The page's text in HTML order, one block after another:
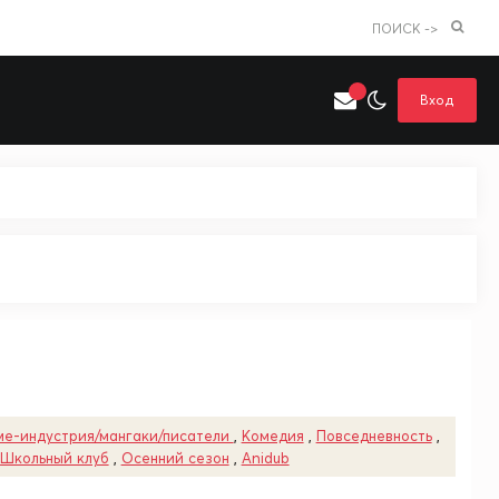
ПОИСК ->
Вход
индустрия/мангаки/писатели Комедия Повседневность,
Школьный клуб Осенний сезон Anidub